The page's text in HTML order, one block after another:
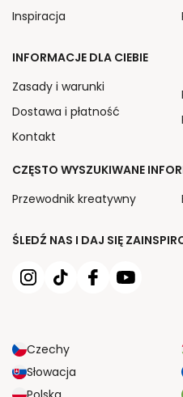
ŚLEDŹ NAS I DAJ SIĘ
Czechy
Słowacja
Inspiracja
INFORMACJE DLA CIEBIE
Zasady i warunki
Dostawa i płatność
Kontakt
CZĘSTO WYSZUKIWANE
Przewodnik kreatywny